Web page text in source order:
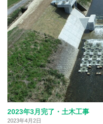
2023年3月完了・土木工事
2023年4月2日